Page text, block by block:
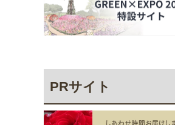
PRサイト